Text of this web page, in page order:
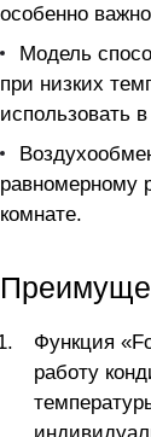
особенно
Модель
при низких
использовать
равномерному
комнате.
Функция
работу